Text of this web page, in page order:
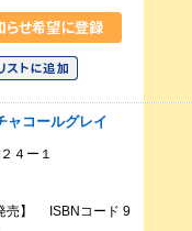
ャコールグレイ
４ー１
売】 ISBNコード 9